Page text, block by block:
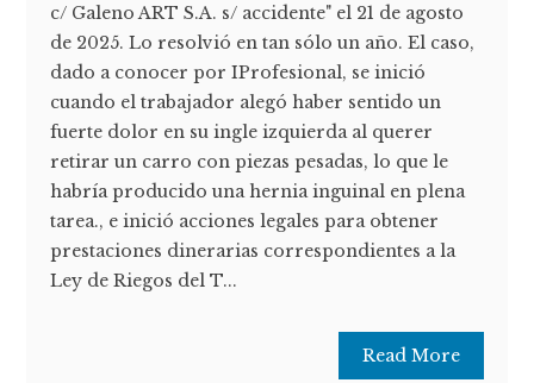
c/ Galeno ART S.A. s/ accidente" el 21 de agosto
de 2025. Lo resolvió en tan sólo un año. El caso,
dado a conocer por IProfesional, se inició
cuando el trabajador alegó haber sentido un
fuerte dolor en su ingle izquierda al querer
retirar un carro con piezas pesadas, lo que le
habría producido una hernia inguinal en plena
tarea., e inició acciones legales para obtener
prestaciones dinerarias correspondientes a la
Ley de Riegos del T...
Read More